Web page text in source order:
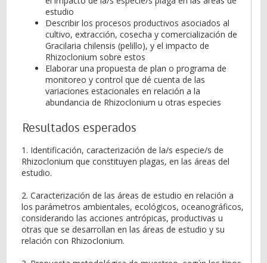
estudio
Describir los procesos productivos asociados al
cultivo, extracción, cosecha y comercialización de
Gracilaria chilensis (pelillo), y el impacto de
Rhizoclonium sobre estos
Elaborar una propuesta de plan o programa de
monitoreo y control que dé cuenta de las
variaciones estacionales en relación a la
abundancia de Rhizoclonium u otras especies
Resultados esperados
1. Identificación, caracterización de la/s especie/s de
Rhizoclonium que constituyen plagas, en las áreas del
estudio.
2. Caracterización de las áreas de estudio en relación a
los parámetros ambientales, ecológicos, oceanográficos,
considerando las acciones antrópicas, productivas u
otras que se desarrollan en las áreas de estudio y su
relación con Rhizoclonium.